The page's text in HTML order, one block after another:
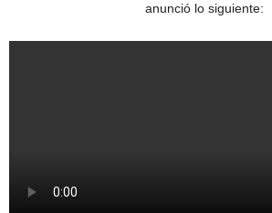
anunció lo siguiente: